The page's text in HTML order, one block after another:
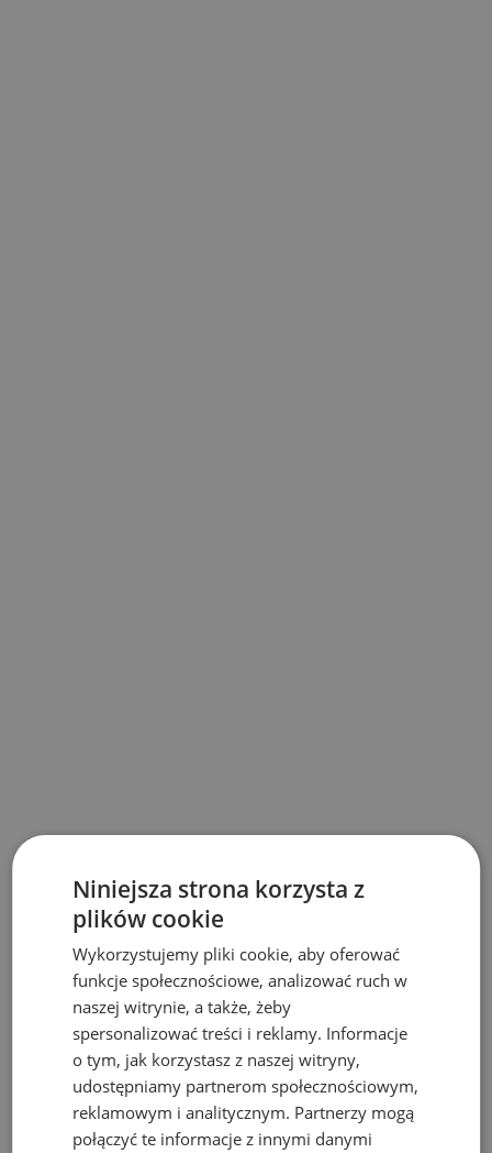
Niniejsza strona korzysta z
plików cookie
Wykorzystujemy pliki cookie, aby oferować
funkcje społecznościowe, analizować ruch w
naszej witrynie, a także, żeby
spersonalizować treści i reklamy. Informacje
o tym, jak korzystasz z naszej witryny,
udostępniamy partnerom społecznościowym,
reklamowym i analitycznym. Partnerzy mogą
połączyć te informacje z innymi danymi